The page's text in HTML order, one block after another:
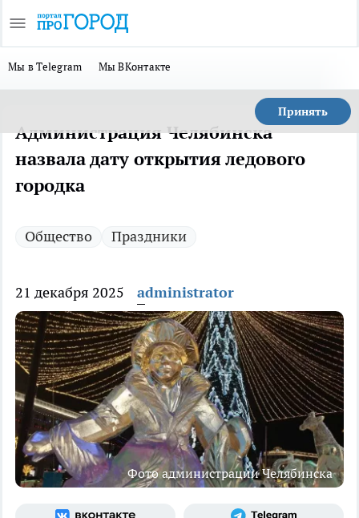
Мы в Telegram Мы ВКонтакте
Принять
Администрация Челябинска
назвала дату открытия ледового
городка
Общество Праздники
21 декабря 2025 administrator
Фото администрации Челябинска